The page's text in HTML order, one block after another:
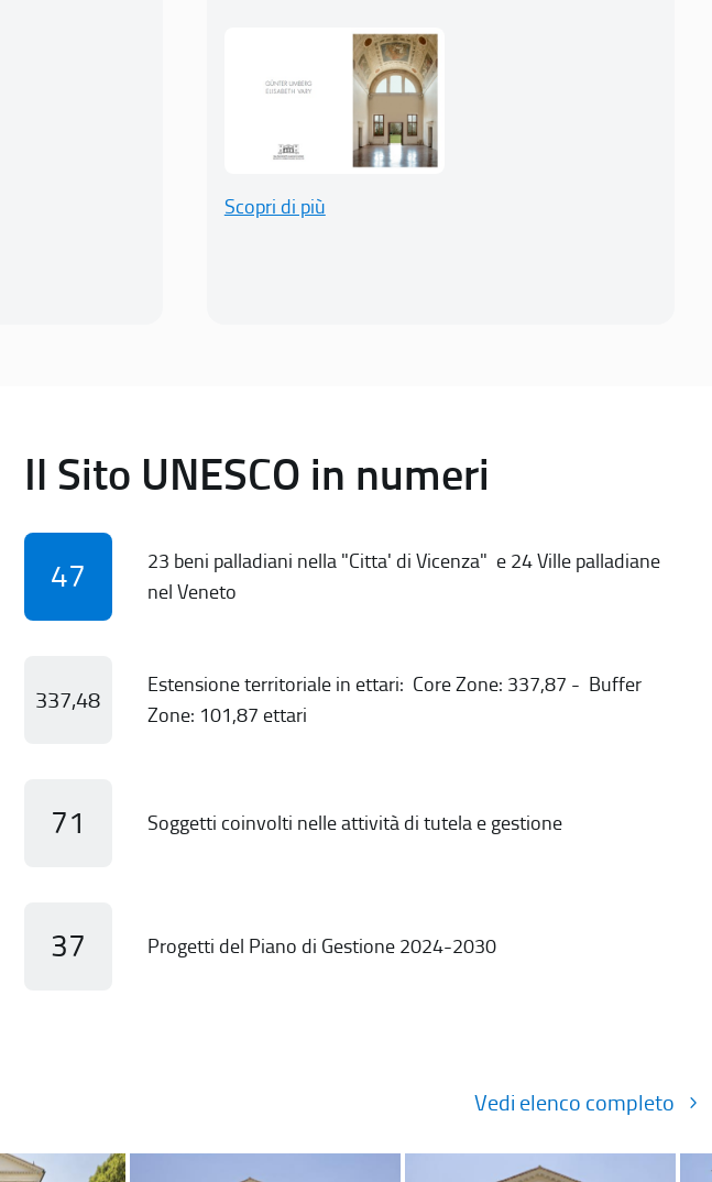
Scopri di più
Il Sito UNESCO in numeri
47
23 beni palladiani nella "Citta' di Vicenza" e 24 Ville palladiane
nel Veneto
337,48
Estensione territoriale in ettari: Core Zone: 337,87 - Buffer
Zone: 101,87 ettari
71 Soggetti coinvolti nelle attività di tutela e gestione
37 Progetti del Piano di Gestione 2024-2030
Vedi elenco completo